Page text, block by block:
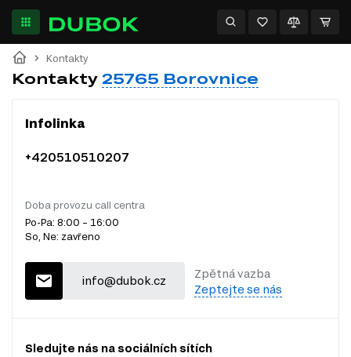
Kontakty
Kontakty 25765 Borovnice
Infolinka
+420510510207
Doba provozu call centra
Po-Pa: 8:00 – 16:00
So, Ne: zavřeno
info@dubok.cz
Zpětná vazba
Zeptejte se nás
Sledujte nás na sociálních sítích